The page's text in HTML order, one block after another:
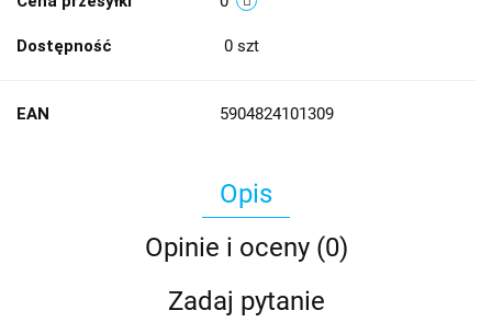
Dostępność 0 szt
EAN 5904824101309
Opis
Opinie i oceny (0)
Zadaj pytanie